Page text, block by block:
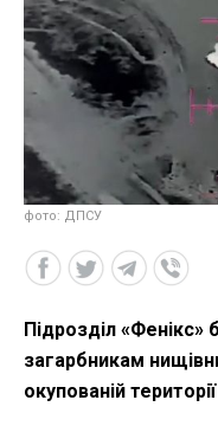
фото: ДПСУ
Підрозділ
загарбникам
окупованій